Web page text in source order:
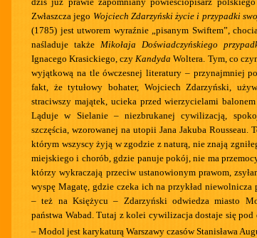
Zwłaszcza jego Wojciech Zdarzyński życie i przypadki
(1785) jest utworem wyraźnie „pisanym Swiftem”,
naśladuje także Mikołaja Doświadczyńskiego
Ignacego Krasickiego, czy Kandyda Woltera. Tym, co
wyjątkową na tle ówczesnej literatury – przynajmniej
fakt, że tytułowy bohater, Wojciech Zdarzyński,
straciwszy majątek, ucieka przed wierzycielami balonem
Ląduje w Sielanie – niezbrukanej cywilizacją,
szczęścia, wzorowanej na utopii Jana Jakuba Rousseau.
którym wszyscy żyją w zgodzie z naturą, nie znają
miejskiego i chorób, gdzie panuje pokój, nie ma
którzy wykraczają przeciw ustanowionym prawom,
wyspę Magatę, gdzie czeka ich na przykład niewolnicza
– też na Księżycu – Zdarzyński odwiedza miasto
państwa Wabad. Tutaj z kolei cywilizacja dostaje się pod
– Modol jest karykaturą Warszawy czasów Stanisława